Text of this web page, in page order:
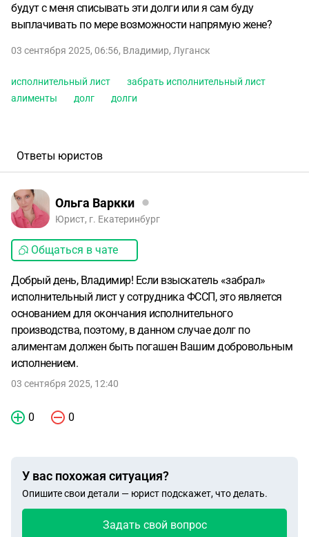
будут с меня списывать эти долги или я сам буду
выплачивать по мере возможности напрямую жене?
03 сентября 2025, 06:56, Владимир, Луганск
исполнительный лист
забрать исполнительный лист
алименты
долг долги
Ответы юристов
Ольга Варкки
Юрист, г. Екатеринбург
Общаться в чате
Добрый день, Владимир! Если взыскатель «забрал»
исполнительный лист у сотрудника ФССП, это является
основанием для окончания исполнительного
производства, поэтому, в данном случае долг по
алиментам должен быть погашен Вашим добровольным
исполнением.
03 сентября 2025, 12:40
0 0
У вас похожая ситуация?
Опишите свои детали — юрист подскажет, что делать.
Задать свой вопрос